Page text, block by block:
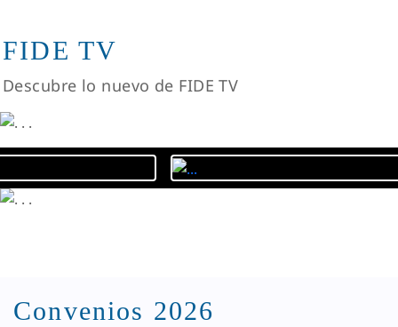
FIDE TV
Descubre lo nuevo de FIDE TV
Convenios 2026